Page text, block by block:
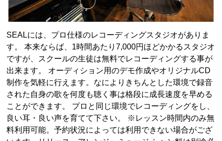
SEALには、プロ仕様のレコーディングスタジオがありま
す。 本来ならば、1時間あたり7,000円ほどかかるスタジオ
ですが、スクールの生徒は無料でレコーディングする事が
出来ます。 オーディション用のデモ作成やオリジナルCD
制作を気軽に行えます。なによりきちんとした環境で録音
された自身の歌を何度も聴く事は格段に成長速度を早める
ことができます。 プロと同じ環境でレコーディングをし、
良い耳・良い声を育てて下さい。 ※レッスン時間内のみ無
料利用可能。予約状況によっては利用できない場合がござ